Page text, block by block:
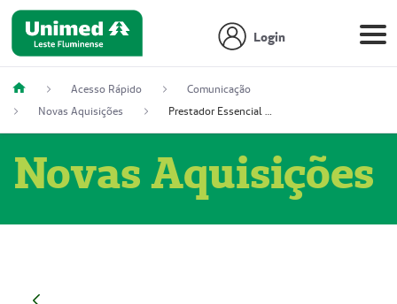
Login
Acesso Rápido
Comunicação
Novas Aquisições
Prestador Essencial Gestão em Saúde Ereli (51004354-7)
Novas Aquisições